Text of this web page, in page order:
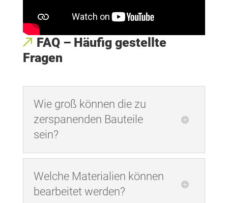
FAQ – Häufig gestellte
Fragen
Wie groß können die zu
zerspanenden Bauteile
sein?
Welche Materialien können
bearbeitet werden?